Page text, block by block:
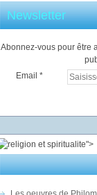
Newsletter
Abonnez-vous pour être
Email
">